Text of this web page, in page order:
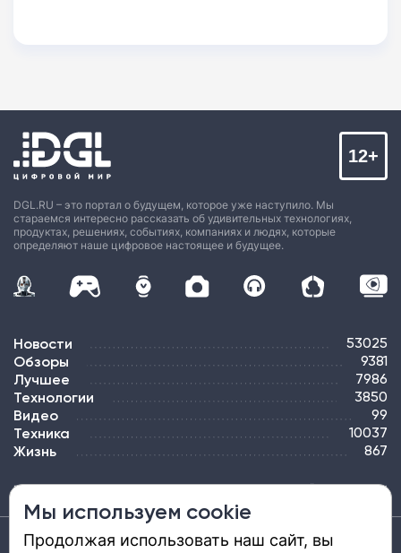
DGL.RU – это портал о будущем, которое уже наступило. Мы
стараемся интересно рассказать об удивительных технологиях,
продуктах, решениях, событиях, компаниях и людях, которые
определяют наше цифровое настоящее и будущее.
12+
Новости 53025
Обзоры 9381
Лучшее 7986
Технологии 3850
Видео 99
Техника 10037
Жизнь 867
ПОДПИСКА РЕКЛАМА КОНТАКТЫ КАРТА САЙТА ТЭГИ
Средство массовой информации «DGL.RU — Цифровой мир» (www.dgl.ru).
Мы используем cookie
Продолжая использовать наш сайт, вы